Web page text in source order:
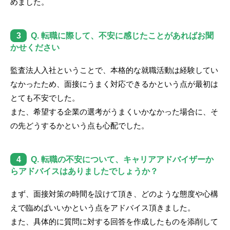
3
Q. 転職に際して、不安に感じたことがあればお聞
かせください
監査法人入社ということで、本格的な就職活動は経験してい
なかったため、面接にうまく対応できるかという点が最初は
とても不安でした。
また、希望する企業の選考がうまくいかなかった場合に、そ
の先どうするかという点も心配でした。
4
Q. 転職の不安について、キャリアアドバイザーか
らアドバイスはありましたでしょうか？
まず、面接対策の時間を設けて頂き、どのような態度や心構
えで臨めばいいかという点をアドバイス頂きました。
また、具体的に質問に対する回答を作成したものを添削して